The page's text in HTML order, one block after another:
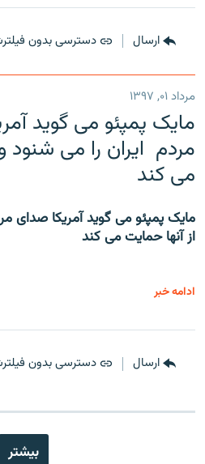
ارسال دسترسی بدون
مرداد ۰۱, ۱۳۹۷
مایک پمپئو می گوید
مردم ایران را می شنود
می کند
مایک پمپئو می گوید آمریکا صدای
از آنها حمایت می کند
ادامه خبر
ارسال دسترسی بدون
بیشتر